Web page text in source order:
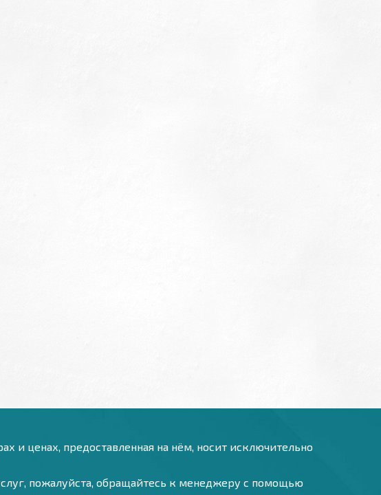
и ценах, предоставленная на нём, носит исключительно
пожалуйста, обращайтесь к менеджеру с помощью